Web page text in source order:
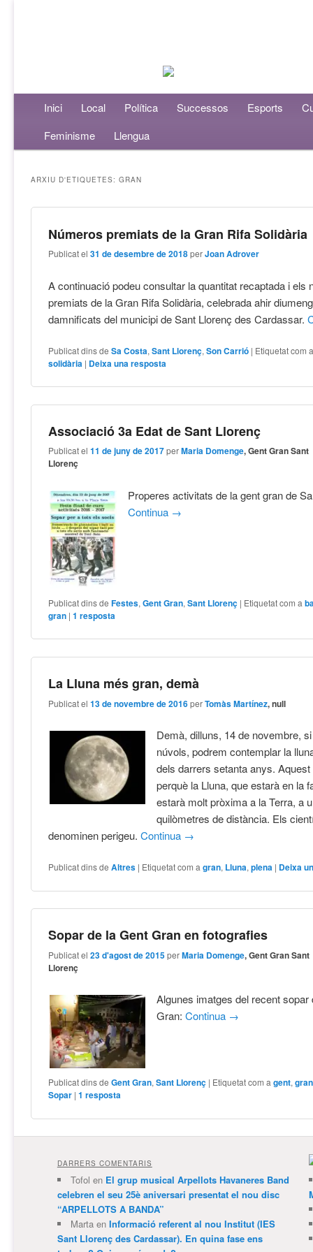
Menú principalAneu al contingut principal
Aneu al contingut secundari
Inici Local Política Successos Esports
Feminisme
Llengua
ARXIU D'ETIQUETES:GRAN
Números premiats de la Gran Rifa Solidària
Publicat el31 de desembre de 2018 perJoan Adrover
A continuació podeu consultar la quantitat recaptada i els
premiats de la Gran Rifa Solidària, celebrada ahir
damnificats del municipi de Sant Llorenç des Cardassar.
Publicat dins de Sa Costa,Sant Llorenç,Son Carrió | Etiquetat com
solidària | Deixa una resposta
Associació 3a Edat de Sant Llorenç
Publicat el11 de juny de 2017 perMaria Domenge, Gent Gran Sant
Llorenç
Properes activitats de la gent gran de
Continua →
Publicat dins de Festes,Gent Gran,Sant Llorenç | Etiquetat com a
gran |1 resposta
La Lluna més gran, demà
Publicat el13 de novembre de 2016 perTomàs Martínez, null
Demà, dilluns, 14 de novembre,
núvols, podrem contemplar la
dels darrers setanta anys.
perquè la Lluna, que estarà en la
estarà molt pròxima a la Terra, a
quilòmetres de distància. Els
denominen perigeu.Continua →
Publicat dins de Altres | Etiquetat com a gran, Lluna,plena | Deixa
Sopar de la Gent Gran en fotografies
Publicat el23 d'agost de 2015 perMaria Domenge, Gent Gran Sant
Llorenç
Algunes imatges del recent sopar
Gran:Continua →
Publicat dins de Gent Gran,Sant Llorenç | Etiquetat com a gent,gran
Sopar |1 resposta
DARRERS COMENTARIS
Tofol en El grup musical Arpellots Havaneres Band
celebren el seu 25è aniversari presentat el nou disc
“ARPELLOTS A BANDA”
Martaen Informació referent al nou Institut (IES
Sant Llorenç des Cardassar). En quina fase ens